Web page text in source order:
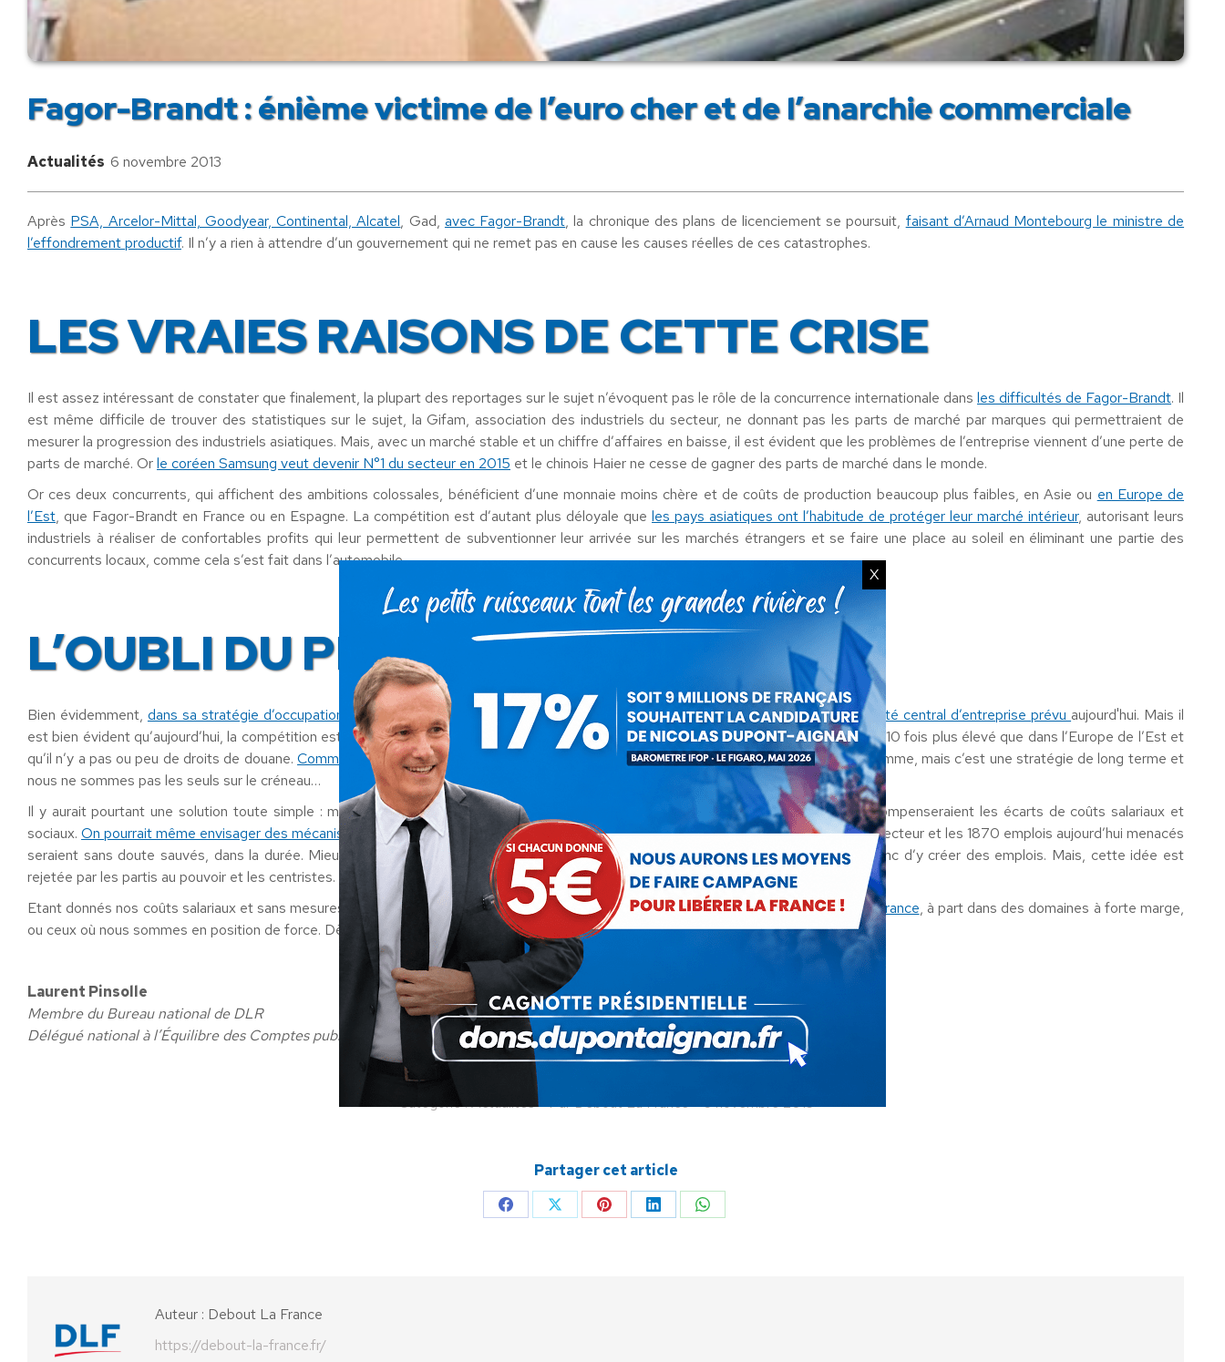
Fagor-Brandt : énième victime de l’euro cher et de l’anarchie commerciale
Actualités 6 novembre 2013
Après PSA, Arcelor-Mittal, Goodyear, Continental, Alcatel, Gad, avec Fagor-Brandt, la chronique des plans de licenciement se poursuit, faisant d’Arnaud Montebourg le ministre de
l’effondrement productif. Il n’y a rien à attendre d’un gouvernement qui ne remet pas en cause les causes réelles de ces catastrophes.
LES VRAIES RAISONS DE CETTE CRISE
Il est assez intéressant de constater que finalement, la plupart des reportages sur le sujet n’évoquent pas le rôle de la concurrence internationale dans les difficultés de Fagor-Brandt. Il
est même difficile de trouver des statistiques sur le sujet, la Gifam, association des industriels du secteur, ne donnant pas les parts de marché par marques qui permettraient de
mesurer la progression des industriels asiatiques. Mais, avec un marché stable et un chiffre d’affaires en baisse, il est évident que les problèmes de l’entreprise viennent d’une perte de
parts de marché. Orle coréen Samsung veut devenir N°1 du secteur en 2015 et le chinois Haier ne cesse de gagner des parts de marché dans le monde.
Or ces deux concurrents, qui affichent des ambitions colossales, bénéficient d’une monnaie moins chère et de coûts de production beaucoup plus faibles, en Asie ou en Europe de
l’Est, que Fagor-Brandt en France ou en Espagne. La compétition est d’autant plus déloyale que les pays asiatiques ont l’habitude de protéger leur marché intérieur, autorisant leurs
industriels à réaliser de confortables profits qui leur permettent de subventionner leur arrivée sur les marchés étrangers et se faire une place au soleil en éliminant une partie des
concurrents locaux, comme cela s’est fait dans l’automobile.
L’OUBLI DU PROTECTIONNISME
Bien évidemment, dans sa stratégie d’occupation de l’espace médiatique, Arnaud Montebourg a reçu les syndicats lundi avant le comité central d’entreprise prévu aujourd'hui. Mais il
est bien évident qu’aujourd’hui, la compétition est déloyale à partir du moment où le groupe produit en France, pays où le SMIC est 4 à 10 fois plus élevé que dans l’Europe de l’Est et
qu’il n’y a pas ou peu de droits de douane. Comment résister aux importations venues de pays à bas coût? Bien sûr, il y a le haut de gamme, mais c’est une stratégie de long terme et
nous ne sommes pas les seuls sur le créneau…
Il y aurait pourtant une solution toute simple : mettre des droits de douane sur les importations de produits électroménagers, qui compenseraient les écarts de coûts salariaux et
sociaux.On pourrait même envisager des mécanismes solidaires. De la sorte, la production française ne serait pas condamnée dans le secteur et les 1870 emplois aujourd’hui menacés
seraient sans doute sauvés, dans la durée. Mieux, cela imposerait aux concurrents de Fagor-Brandt d’investir dans notre pays et donc d’y créer des emplois. Mais, cette idée est
rejetée par les partis au pouvoir et les centristes.
Etant donnés nos coûts salariaux et sans mesures protectionnistes,
il est illusoire de penser maintenir une forte activité productive en France, à part dans des domaines à forte marge,
ou ceux où nous sommes en position de force. Dès lors, les cas comme ceux de Fagor-Brandt vont continuer à se multiplier.
Laurent Pinsolle
Membre du Bureau national de DLR
Délégué national à l’Équilibre des Comptes publics et au Patriotisme économique
Catégorie :Actualités ParDebout La France 6 novembre 2013
Partager cet article
PartagerPartagerPartagerPartagerPartager
Auteur : Debout La France
https://debout-la-france.fr/
X